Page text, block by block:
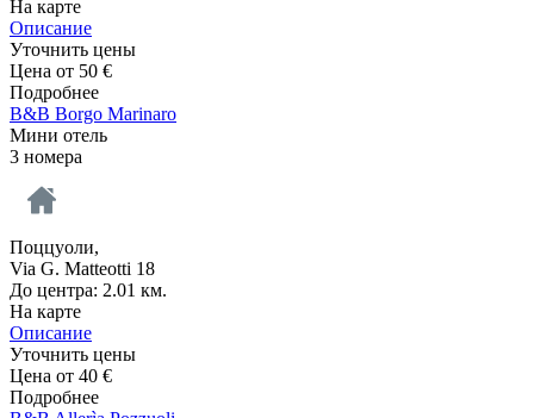
На карте
Описание
Уточнить цены
Цена от 50 €
Подробнее
B&B Borgo Marinaro
Мини отель
3 номера
Поццуоли,
Via G. Matteotti 18
До центра: 2.01 км.
На карте
Описание
Уточнить цены
Цена от 40 €
Подробнее